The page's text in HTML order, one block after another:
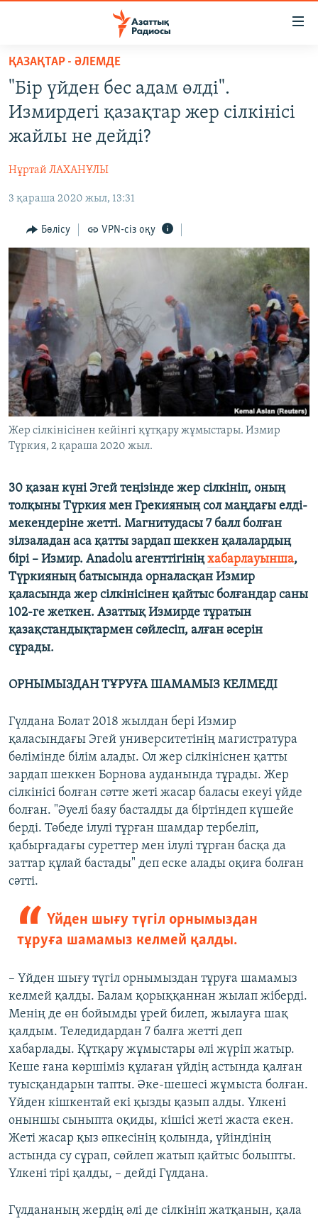
Skip
main
content
to
main
Navigation
Skip
Search
ЖАҢАЛЫҚТАР
САЯСАТ
AZATTYQTV
АДАМ ҚҰҚЫҚТАРЫ
ӘЛЕУМЕТ
ӘЛЕМ
АРНАЙЫ ЖОБАЛАР
Русский
ЖАЗЫЛЫҢЫЗ
Басқа тілдерде
ҚАЗАҚТАР - ӘЛЕМДЕ
"Бір үйден бес адам өлді".
Измирдегі қазақтар жер сілкінісі
жайлы не дейді?
Нұртай ЛАХАНҰЛЫ
3 қараша 2020 жыл, 13:31
Бөлісу VPN-сіз оқу
Жер сілкінісінен кейінгі құтқару жұмыстары. Измир
Түркия, 2 қараша 2020 жыл.
30 қазан күні Эгей теңізінде жер сілкініп, оның
толқыны Түркия мен Грекияның сол маңдағы елді-
мекендеріне жетті. Магнитудасы 7 балл болған
зілзаладан аса қатты зардап шеккен қалалардың
бірі – Измир. Anadoluагенттігініңхабарлауынша,
Түркияның батысында орналасқан Измир
қаласында жер сілкінісінен қайтыс болғандар саны
102-ге жеткен. Азаттық Измирде тұратын
қазақстандықтармен сөйлесіп, алған әсерін
сұрады.
ОРНЫМЫЗДАН ТҰРУҒА ШАМАМЫЗ КЕЛМЕДІ
Гүлдана Болат 2018 жылдан бері Измир
қаласындағы Эгей университетінің магистратура
бөлімінде білім алады. Ол жер сілкініснен қатты
зардап шеккен Борнова ауданында тұрады. Жер
сілкінісі болған сәтте жеті жасар баласы екеуі үйде
болған. "Әуелі баяу басталды да біртіндеп күшейе
берді. Төбеде ілулі тұрған шамдар тербеліп,
қабырғадағы суреттер мен ілулі тұрған басқа да
заттар құлай бастады" деп еске алады оқиға болған
сәтті.
Үйден шығу түгіл орнымыздан
тұруға шамамыз келмей қалды.
– Үйден шығу түгіл орнымыздан тұруға шамамыз
келмей қалды. Балам қорыққаннан жылап жіберді.
Менің де өн бойымды үрей билеп, жылауға шақ
қалдым. Теледидардан 7 балға жетті деп
хабарлады. Құтқару жұмыстары әлі жүріп жатыр.
Кеше ғана көршіміз құлаған үйдің астында қалған
туысқандарын тапты. Әке-шешесі жұмыста болған.
Үйден кішкентай екі қызды қазып алды. Үлкені
оныншы сыныпта оқиды, кішісі жеті жаста екен.
Жеті жасар қыз әпкесінің қолында, үйіндінің
астында су сұрап, сөйлеп жатып қайтыс болыпты.
Үлкені тірі қалды, – дейді Гүлдана.
Гүлдананың жердің әлі де сілкініп жатқанын, қала